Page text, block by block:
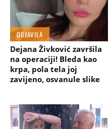
OBJAVILA
Dejana Živković završila
na operaciji! Bleda kao
krpa, pola tela joj
zavijeno, osvanule slike